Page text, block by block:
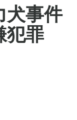
犬事件
犯罪